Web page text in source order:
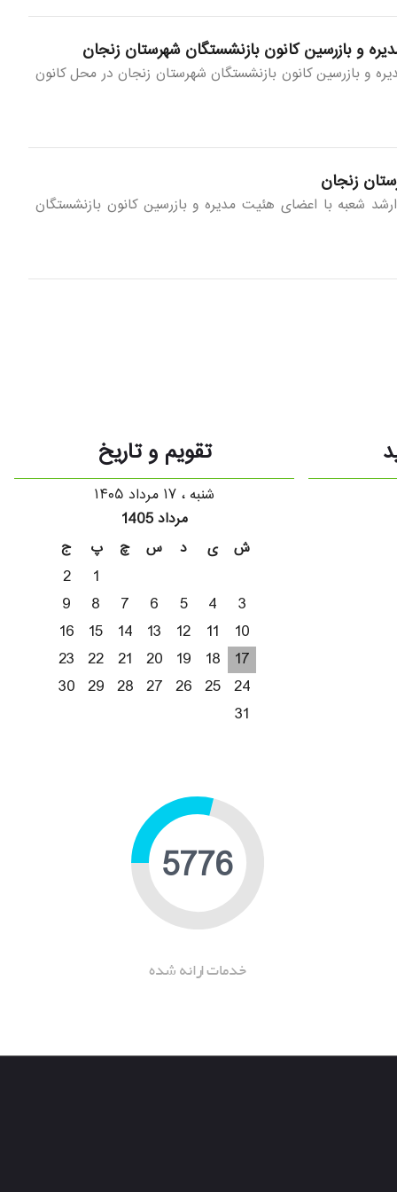
و بازرسین کانون بازنشستگان شهرستان زنجان
و بازرسین کانون بازنشستگان شهرستان زنجان در محل کانون
زنجان
شعبه با اعضای هئیت مدیره و بازرسین کانون بازنشستگان
تقویم و تاریخ
شنبه ، ۱۷ مرداد ۱۴۰۵
مرداد 1405
ج
پ چ س د ی
ش
2
1
9
8 7 6 5 4
3
16
15 14 13 12 11
10
23 22 21 20 19 18
17
30 29 28 27 26 25 24
31
15967
خدمات ارانه شده